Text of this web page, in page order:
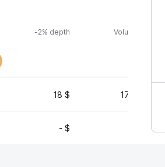
-2% depth Volume (24h)
18 $ 174 485 $
- $ 2 455 $